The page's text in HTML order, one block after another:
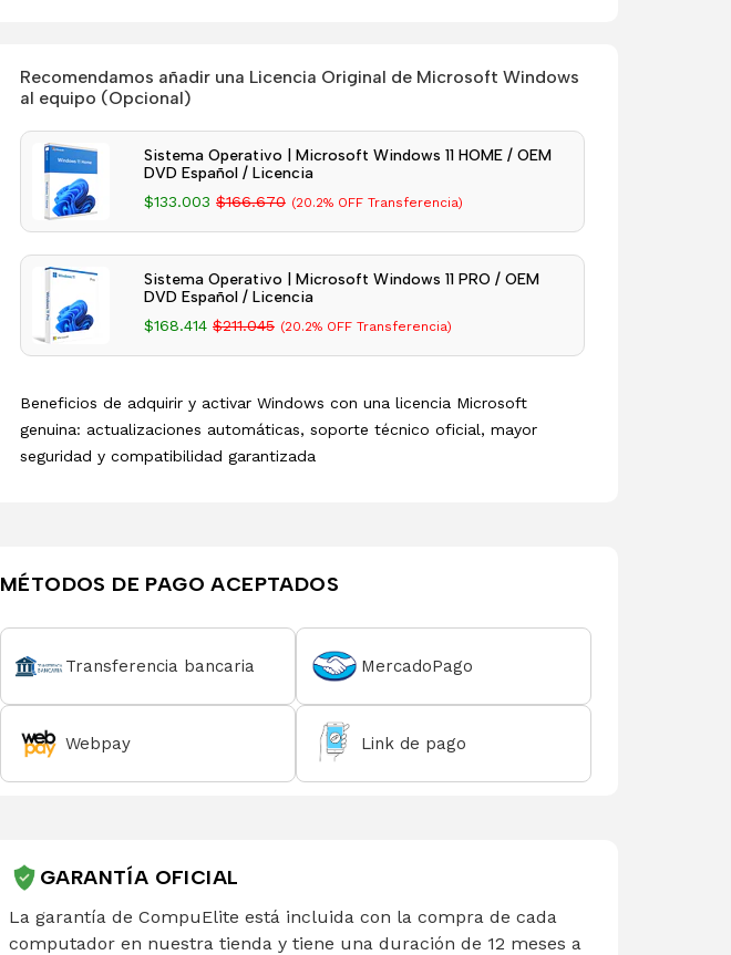
Recomendamos añadir una Licencia Original de Microsoft Windows
al equipo (Opcional)
Sistema Operativo | Microsoft Windows 11 HOME / OEM
DVD Español / Licencia
$133.003 $166.670 (20.2% OFF Transferencia)
Sistema Operativo | Microsoft Windows 11 PRO / OEM
DVD Español / Licencia
$168.414 $211.045 (20.2% OFF Transferencia)
Beneficios de adquirir y activar Windows con una licencia Microsoft
genuina: actualizaciones automáticas, soporte técnico oficial, mayor
seguridad y compatibilidad garantizada
MÉTODOS DE PAGO ACEPTADOS
Transferencia bancaria MercadoPago
Webpay Link de pago
GARANTÍA OFICIAL
La garantía de CompuElite está incluida con la compra de cada
computador en nuestra tienda y tiene una duración de 12 meses a